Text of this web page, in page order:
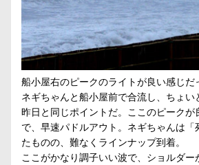
船小屋右のピークのライトが良い感じだ
ネギちゃんと船小屋前で合流し、ちょい
昨日と同じポイントだ。ここのピークが
で、早速パドルアウト。ネギちゃんは「
たものの、難なくラインナップ到着。
ここがかなり調子いい波で、ショルダー